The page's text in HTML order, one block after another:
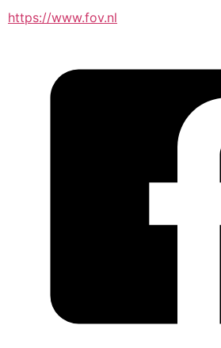
https://www.fov.nl